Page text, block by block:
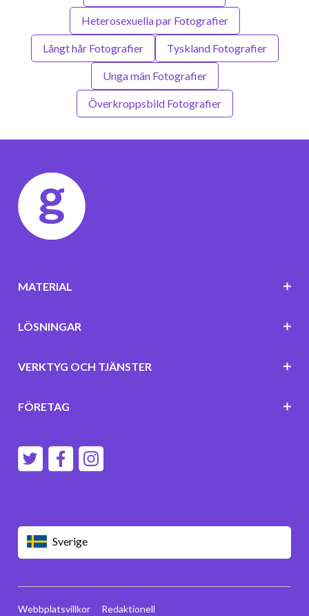
Heterosexuella par Fotografier
Långt hår Fotografier Tyskland Fotografier
Unga män Fotografier
Överkroppsbild Fotografier
Sverige
MATERIAL
LÖSNINGAR
VERKTYG OCH TJÄNSTER
FÖRETAG
Webbplatsvillkor
Redaktionell